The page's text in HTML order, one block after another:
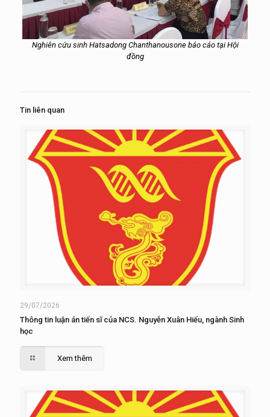
Nghiên cứu sinh Hatsadong Chanthanousone báo cáo tại Hội
đồng
Tin liên quan
29/07/2026
Thông tin luận án tiến sĩ của NCS. Nguyễn Xuân Hiếu, ngành Sinh
học
Xem thêm